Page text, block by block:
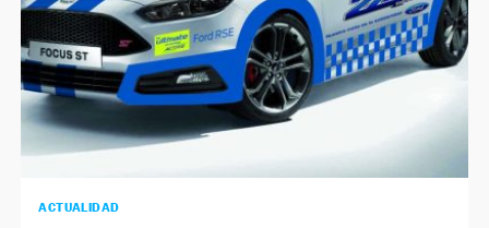
ACTUALIDAD